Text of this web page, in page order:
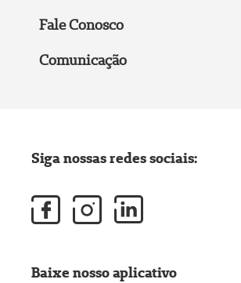
Fale Conosco
Comunicação
Siga nossas redes sociais:
Baixe nosso aplicativo